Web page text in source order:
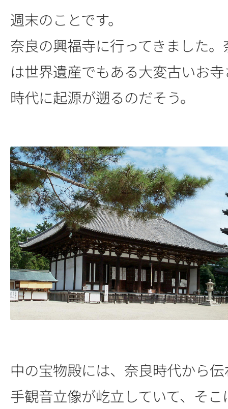
週末のことです。
奈良の興福寺に行ってきました
は世界遺産でもある大変古いお
時代に起源が遡るのだそう。
中の宝物殿には、奈良時代から
手観音立像が屹立していて、そ